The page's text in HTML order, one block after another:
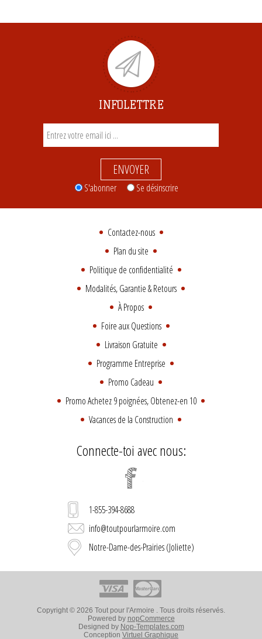
INFOLETTRE
ENVOYER
S'abonner Se désinscrire
Contactez-nous
Plan du site
Politique de confidentialité
Modalités, Garantie & Retours
À Propos
Foire aux Questions
Livraison Gratuite
Programme Entreprise
Promo Cadeau
Promo Achetez 9 poignées, Obtenez-en 10
Vacances de la Construction
Connecte-toi avec nous:
1-855-394-8688
info@toutpourlarmoire.com
Notre-Dame-des-Prairies (Joliette)
Copyright © 2026 Tout pour l'Armoire . Tous droits réservés.
Powered by nopCommerce
Designed by Nop-Templates.com
Conception Virtuel Graphique